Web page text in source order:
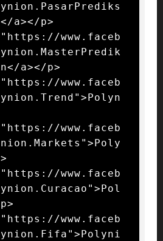
a></p>
www.faceb
a></p>
www.faceb
www.faceb
www.faceb
www.faceb